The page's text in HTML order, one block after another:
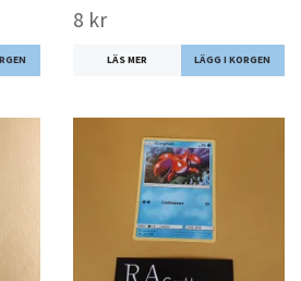
8 kr
LÄS MER